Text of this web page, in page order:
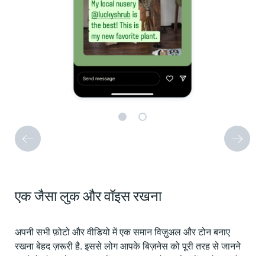
एक जैसा लुक और वॉइस रखना
अपनी सभी फ़ोटो और वीडियो में एक समान विज़ुअल और टोन बनाए
रखना बेहद ज़रूरी है. इससे लोग आपके बिज़नेस को पूरी तरह से जानने